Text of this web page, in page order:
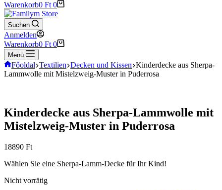
Warenkorb0 Ft 0
Suchen
Anmelden
Warenkorb0 Ft 0
Menü
Főoldal Textilien Decken und Kissen Kinderdecke aus Sherpa-
Lammwolle mit Mistelzweig-Muster in Puderrosa
Kinderdecke aus Sherpa-Lammwolle mit
Mistelzweig-Muster in Puderrosa
18890 Ft
Wählen Sie eine Sherpa-Lamm-Decke für Ihr Kind!
Nicht vorrätig